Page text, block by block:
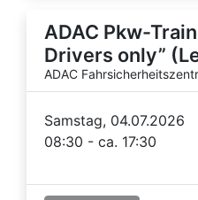
ADAC Pkw-
Drivers only”
ADAC
Samstag, 04.07.2026
08:30 - ca. 17:30